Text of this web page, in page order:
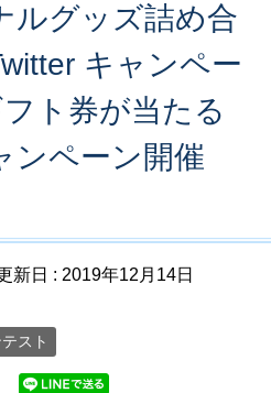
ルグッズ詰め合
キャンペー
ト券が当たる
ンペーン開催
新日 : 2019年12月14日
スト